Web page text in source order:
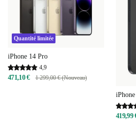
Quantité limitée
iPhone 14 Pro
4,9
471,10 € 1 299,00 € (Nouveau)
419,99